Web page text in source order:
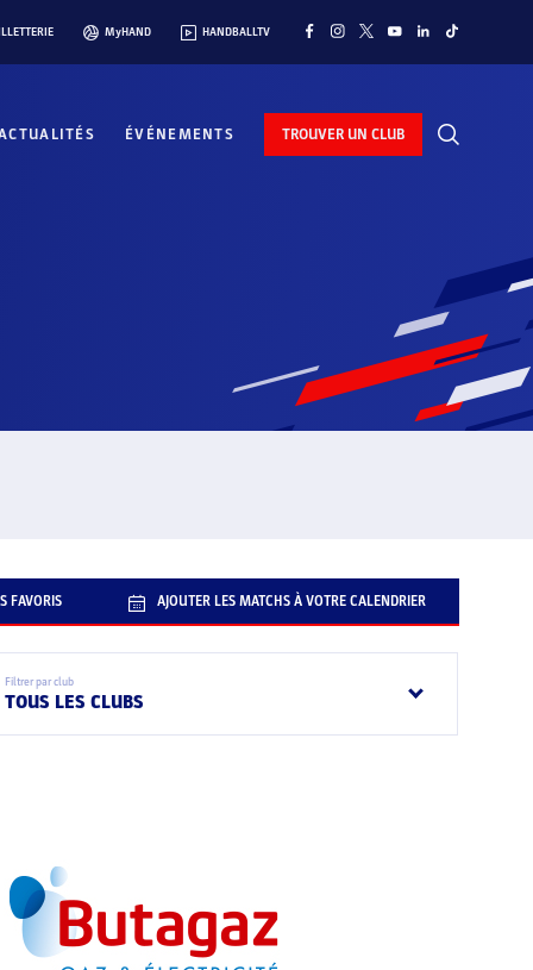
MyHAND HANDBALLTV
ÉVÉNEMENTS TROUVER UN CLUB
FAVORIS AJOUTER LES MATCHS À VOTRE CALENDRIER
Filtrer par club
TOUS LES CLUBS